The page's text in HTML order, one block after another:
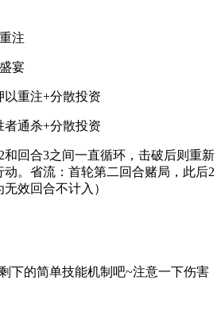
注
宴
以重注+分散投资
者通杀+分散投资
和回合3之间一直循环 ，击破后则重新
。 省流： 首轮第二回合赌局，此后2
无效回合不计入）
下的简单技能机制吧~注意一下伤害